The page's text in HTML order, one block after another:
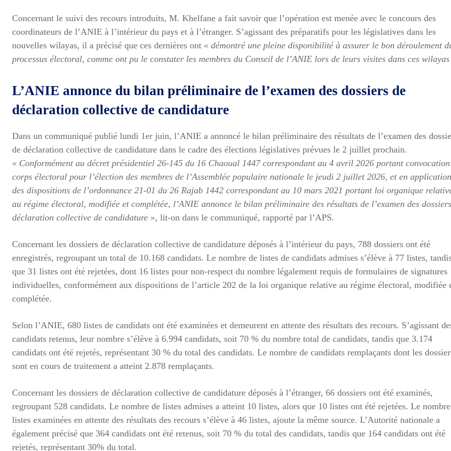
Concernant le suivi des recours introduits, M. Khelfane a fait savoir que l’opération est menée avec le concours des
coordinateurs de l’ANIE à l’intérieur du pays et à l’étranger. S’agissant des préparatifs pour les législatives dans les
nouvelles wilayas, il a précisé que ces dernières ont « démontré une pleine disponibilité à assurer le bon déroulement
processus électoral, comme ont pu le constater les membres du Conseil de l’ANIE lors de leurs visites dans ces wilayas
L’ANIE annonce du bilan préliminaire de l’examen des dossiers de
déclaration collective de candidature
Dans un communiqué publié lundi 1er juin, l’ANIE a annoncé le bilan préliminaire des résultats de l’examen des
de déclaration collective de candidature dans le cadre des élections législatives prévues le 2 juillet prochain.
« Conformément au décret présidentiel 26-145 du 16 Chaoual 1447 correspondant au 4 avril 2026 portant
corps électoral pour l’élection des membres de l’Assemblée populaire nationale le jeudi 2 juillet 2026, et en application
des dispositions de l’ordonnance 21-01 du 26 Rajab 1442 correspondant au 10 mars 2021 portant loi organique
au régime électoral, modifiée et complétée, l’ANIE annonce le bilan préliminaire des résultats de l’examen des
déclaration collective de candidature », lit-on dans le communiqué, rapporté par l’APS.
Concernant les dossiers de déclaration collective de candidature déposés à l’intérieur du pays, 788 dossiers ont été
enregistrés, regroupant un total de 10.168 candidats. Le nombre de listes de candidats admises s’élève à 77 listes,
que 31 listes ont été rejetées, dont 16 listes pour non-respect du nombre légalement requis de formulaires de signatures
individuelles, conformément aux dispositions de l’article 202 de la loi organique relative au régime électoral, modifiée
complétée.
Selon l’ANIE, 680 listes de candidats ont été examinées et demeurent en attente des résultats des recours. S’agissant
candidats retenus, leur nombre s’élève à 6.994 candidats, soit 70 % du nombre total de candidats, tandis que 3.174
candidats ont été rejetés, représentant 30 % du total des candidats. Le nombre de candidats remplaçants dont les
sont en cours de traitement a atteint 2.878 remplaçants.
Concernant les dossiers de déclaration collective de candidature déposés à l’étranger, 66 dossiers ont été examinés,
regroupant 528 candidats. Le nombre de listes admises a atteint 10 listes, alors que 10 listes ont été rejetées. Le
listes examinées en attente des résultats des recours s’élève à 46 listes, ajoute la même source. L’Autorité nationale a
également précisé que 364 candidats ont été retenus, soit 70 % du total des candidats, tandis que 164 candidats ont été
rejetés, représentant 30% du total.